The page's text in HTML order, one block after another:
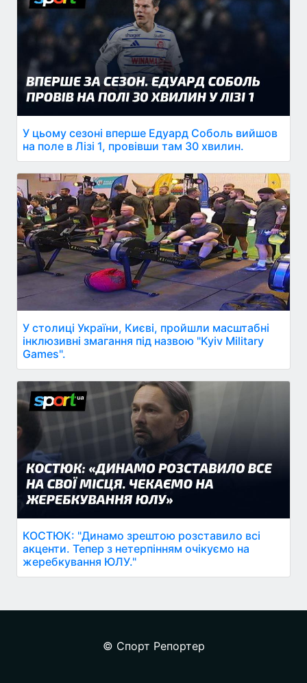
У цьому сезоні вперше Едуард Соболь вийшов
на поле в Лізі 1, провівши там 30 хвилин.
У столиці України, Києві, пройшли масштабні
інклюзивні змагання під назвою "Kyiv Military
Games".
КОСТЮК: "Динамо зрештою розставило всі
акценти. Тепер з нетерпінням очікуємо на
жеребкування ЮЛУ."
© Спорт Репортер